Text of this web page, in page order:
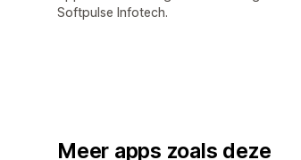
Softpulse Infotech.
Meer apps zoals deze